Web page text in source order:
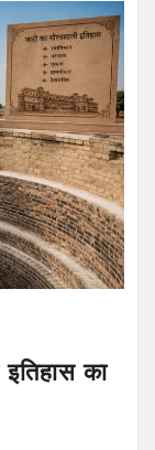
का